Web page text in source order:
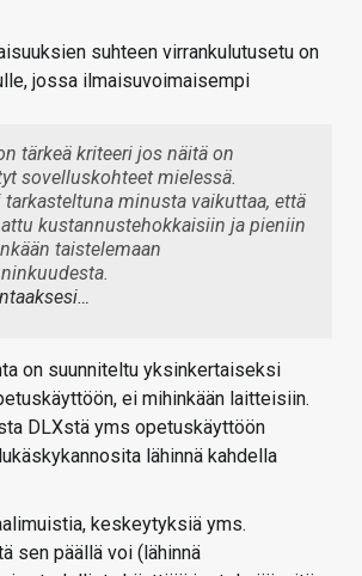
suhteen virrankulutusetu on
jossa ilmaisuvoimaisempi
tärkeä kriteeri jos näitä on
sovelluskohteet mielessä.
minusta vaikuttaa, että
kustannustehokkaisiin ja pieniin
taistelemaan
on suunniteltu yksinkertaiseksi
ei mihinkään laitteisiin.
DLXstä yms opetuskäyttöön
lähinnä kahdella
keskeytyksiä yms.
sen päällä voi (lähinnä